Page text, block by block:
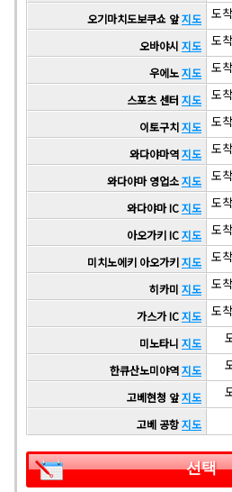
오기마치도보쿠쇼 앞지도 도
오바야시 지도 도
우에노지도 도
스포츠 센터 지도 도
이토구치지도 도
와다야마역지도 도
와다야마 영업소지도 도
와다야마 IC지도 도
아오가키 IC지도 도
미치노에키 아오가키지도 도
히카미 지도 도
가스가 IC지도 도
미노타니 지도
한큐산노미야역지도
고베현청 앞지도
고베 공항지도
선택